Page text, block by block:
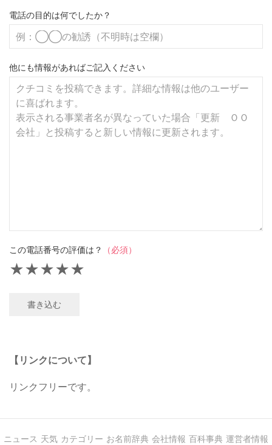
電話の目的は何でしたか？
他にも情報があればご記入ください
この電話番号の評価は？ （必須）
★
★
★
★
★
書き込む
【リンクについて】
リンクフリーです。
ニュース 天気 カテゴリー お名前辞典 会社情報 百科事典 運営者情報